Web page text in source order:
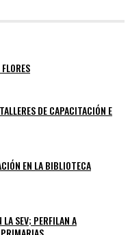
DE CAPACITACIÓN E
EN LA BIBLIOTECA
SEV; PERFILAN A